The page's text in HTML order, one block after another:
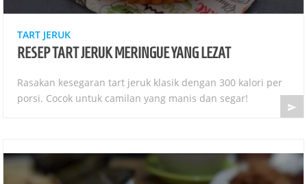
TART JERUK
RESEP TART JERUK MERINGUE YANG LEZAT
Rasakan kesegaran tart jeruk klasik dengan 300 kalori per
porsi. Cocok untuk camilan yang manis dan segar!
